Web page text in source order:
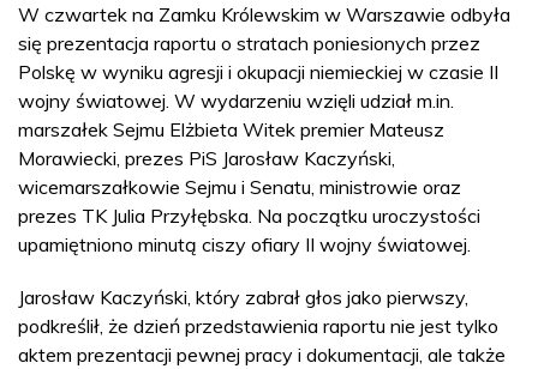
W czwartek na Zamku Królewskim w Warszawie odbyła
się prezentacja raportu o stratach poniesionych przez
Polskę w wyniku agresji i okupacji niemieckiej w czasie II
wojny światowej. W wydarzeniu wzięli udział m.in.
marszałek Sejmu Elżbieta Witek premier Mateusz
Morawiecki, prezes PiS Jarosław Kaczyński,
wicemarszałkowie Sejmu i Senatu, ministrowie oraz
prezes TK Julia Przyłębska. Na początku uroczystości
upamiętniono minutą ciszy ofiary II wojny światowej.
Jarosław Kaczyński, który zabrał głos jako pierwszy,
podkreślił, że dzień przedstawienia raportu nie jest tylko
aktem prezentacji pewnej pracy i dokumentacji, ale także